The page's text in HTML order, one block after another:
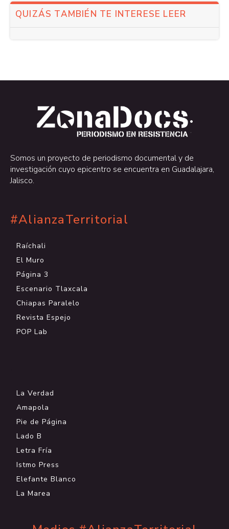
QUIZÁS TAMBIÉN TE INTERESE LEER
.
.
Somos un proyecto de periodismo documental y de
investigación cuyo epicentro se encuentra en Guadalajara,
Jalisco.
#AlianzaTerritorial
Raíchali
El Muro
Página 3
Escenario Tlaxcala
Chiapas Paralelo
Revista Espejo
POP Lab
La Verdad
Amapola
Pie de Página
Lado B
Letra Fría
Istmo Press
Elefante Blanco
La Marea